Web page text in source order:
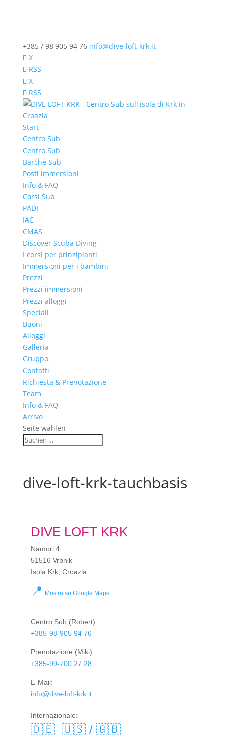
+385 / 98 905 94 76 info@dive-loft-krk.it
X
RSS
X
RSS
Start
Centro Sub
Centro Sub
Barche Sub
Posti immersioni
Info & FAQ
Corsi Sub
PADI
IAC
CMAS
Discover Scuba Diving
I corsi per prinzipianti
Immersioni per i bambini
Prezzi
Prezzi immersioni
Prezzi alloggi
Speciali
Buoni
Alloggi
Galleria
Gruppo
Contatti
Richiesta & Prenotazione
Team
Info & FAQ
Arrivo
Seite wählen
dive-loft-krk-tauchbasis
DIVE LOFT KRK
Namori 4
51516 Vrbnik
Isola Krk, Croazia
📍 Mostra su Google Maps
Centro Sub(Robert):
+385-98-905 94 76
Prenotazione (Miki):
+385-99-700 27 28
E-Mail:
info@dive-loft-krk.it
Internazionale:
🇩🇪 🇺🇸 / 🇬🇧